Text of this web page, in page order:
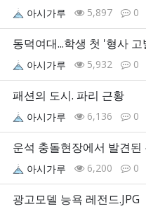
아시가루 5,897 0
동덕여대...학생 첫 '형사 고
아시가루 5,932 0
패션의 도시. 파리 근황
아시가루 6,136 0
운석 충돌현장에서 발견된
아시가루 6,200 0
광고모델 능욕 레전드.JPG